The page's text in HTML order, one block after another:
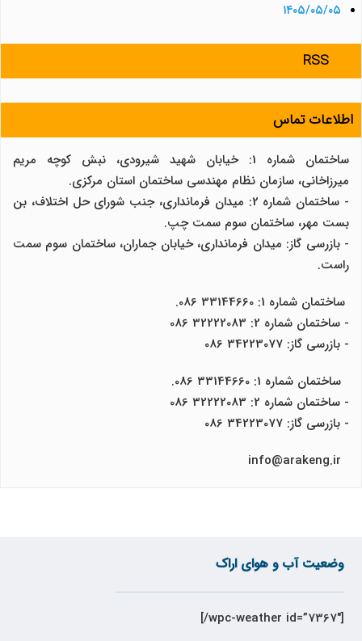
۱۴۰۵/۰۵/۰۵
RSS
اطلاعات تماس
ساختمان شماره 1: خیابان شهید شیرودی، نبش کوچه مریم
میرزاخانی، سازمان نظام مهندسی ساختمان استان مرکزی.
- ساختمان شماره 2: میدان فرمانداری، جنب شورای حل اختلاف، بن
بست مهر، ساختمان سوم سمت چپ.
- بازرسی گاز: میدان فرمانداری، خیابان جماران، ساختمان سوم سمت
راست.
ساختمان شماره 1: 33144660 086.
- ساختمان شماره 2: 32222083 086
- بازرسی گاز: 34223077 086
ساختمان شماره 1: 33144660 086.
- ساختمان شماره 2: 32222083 086
- بازرسی گاز: 34223077 086
وضعیت آب و هوای اراک
[wpc-weather id=”7367″/]